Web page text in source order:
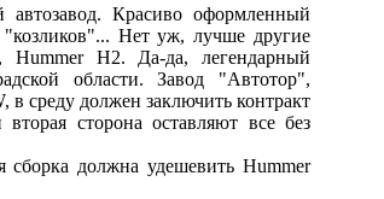
автозавод. Красиво оформленный
Нет уж, лучше другие
Hummer H2. Да-да, легендарный
области. Завод "Автотор",
среду должен заключить контракт
сторона оставляют все без
сборка должна удешевить Hummer